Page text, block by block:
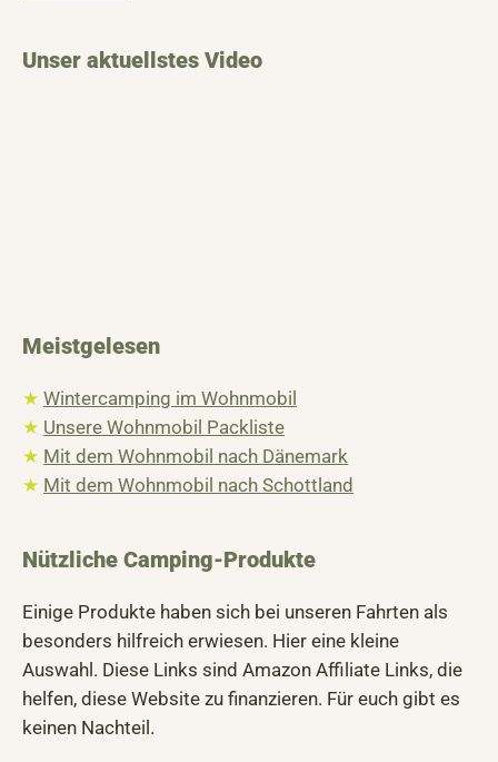
Unser aktuellstes Video
Meistgelesen
★ Wintercamping im Wohnmobil
★ Unsere Wohnmobil Packliste
★ Mit dem Wohnmobil nach Dänemark
★ Mit dem Wohnmobil nach Schottland
Nützliche Camping-Produkte
Einige Produkte haben sich bei unseren Fahrten als
besonders hilfreich erwiesen. Hier eine kleine
Auswahl. Diese Links sind Amazon Affiliate Links, die
helfen, diese Website zu finanzieren. Für euch gibt es
keinen Nachteil.